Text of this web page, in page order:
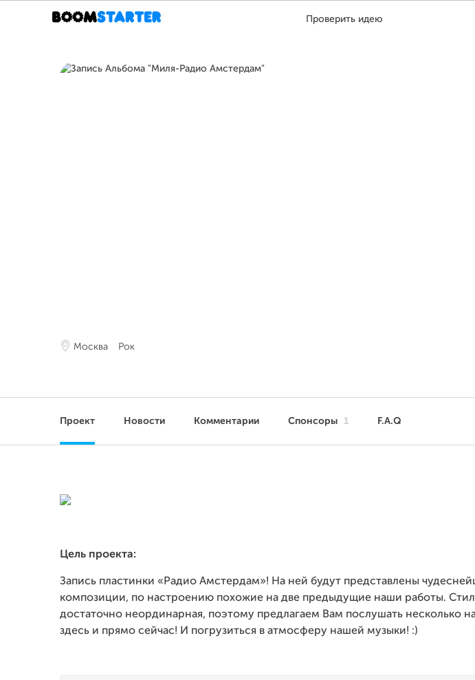
Проверить идею
Москва Рок
Проект Новости Комментарии Спонсоры 1 F.A.Q
Цель проекта:
Запись пластинки «Радио Амстердам»! На ней будут представлены
композиции, по настроению похожие на две предыдущие наши работы.
достаточно неординарная, поэтому предлагаем Вам послушать несколько
здесь и прямо сейчас! И погрузиться в атмосферу нашей музыки! :)